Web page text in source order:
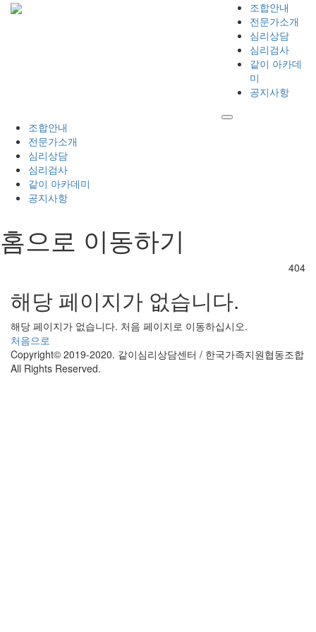
조합안내
전문가소개
심리상담
심리검사
같이 아카데
미
공지사항
조합안내
전문가소개
심리상담
심리검사
같이 아카데미
공지사항
홈으로 이동하기
404
해당 페이지가 없습니다.
해당 페이지가 없습니다. 처음 페이지로 이동하십시오.
처음으로
Copyright© 2019-2020. 같이심리상담센터 / 한국가족지원협동조합
All Rights Reserved.